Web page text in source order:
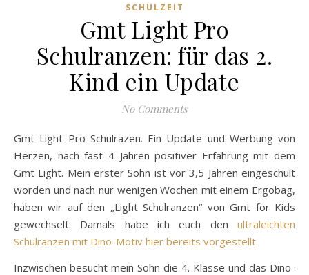
SCHULZEIT
Gmt Light Pro
Schulranzen: für das 2.
Kind ein Update
No Comments
Gmt Light Pro Schulrazen. Ein Update und Werbung von
Herzen, nach fast 4 Jahren positiver Erfahrung mit dem
Gmt Light. Mein erster Sohn ist vor 3,5 Jahren eingeschult
worden und nach nur wenigen Wochen mit einem Ergobag,
haben wir auf den „Light Schulranzen“ von Gmt for Kids
gewechselt. Damals habe ich euch den ultraleichten
Schulranzen mit Dino-Motiv hier bereits vorgestellt.
Inzwischen besucht mein Sohn die 4. Klasse und das Dino-